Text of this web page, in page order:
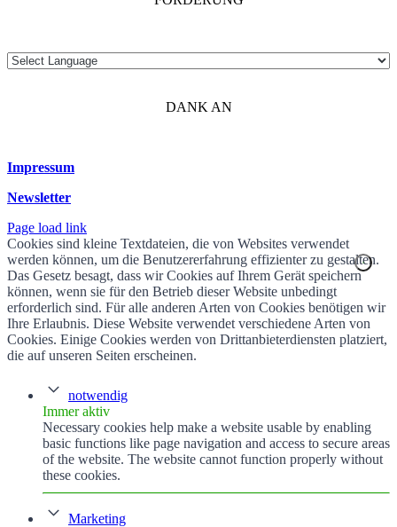
DANK AN
Impressum
Newsletter
Page load link
Cookies sind kleine Textdateien, die von Websites verwendet
werden können, um die Benutzererfahrung effizienter zu gestalten.
Das Gesetz besagt, dass wir Cookies auf Ihrem Gerät speichern
können, wenn sie für den Betrieb dieser Website unbedingt
erforderlich sind. Für alle anderen Arten von Cookies benötigen wir
Ihre Erlaubnis. Diese Website verwendet verschiedene Arten von
Cookies. Einige Cookies werden von Drittanbieterdiensten platziert,
die auf unseren Seiten erscheinen.
notwendig
Immer aktiv
Necessary cookies help make a website usable by enabling
basic functions like page navigation and access to secure areas
of the website. The website cannot function properly without
these cookies.
Marketing